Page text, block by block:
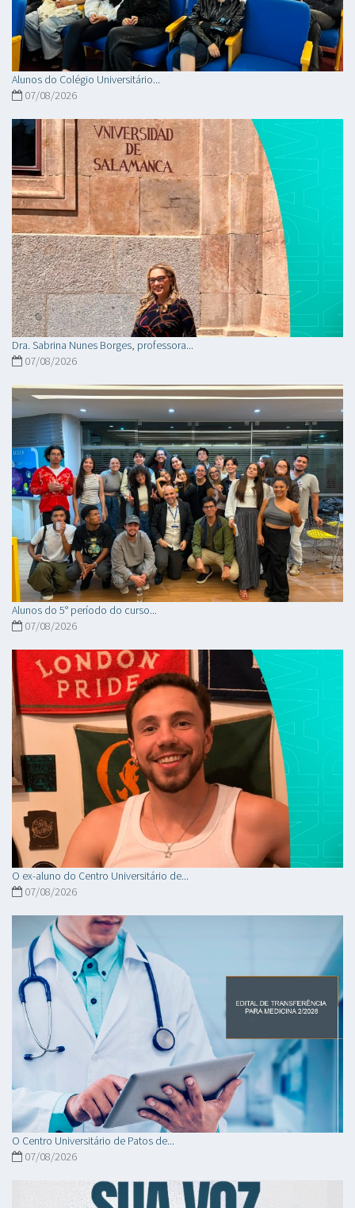
Alunos do Colégio Universitário...
07/08/2026
Dra. Sabrina Nunes Borges, professora...
07/08/2026
Alunos do 5° período do curso...
07/08/2026
O ex-aluno do Centro Universitário de...
07/08/2026
O Centro Universitário de Patos de...
07/08/2026